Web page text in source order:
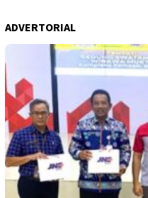
ADVERTORIAL